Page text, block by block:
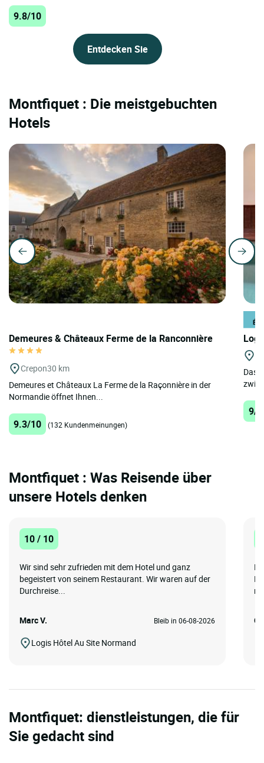
9.8/10
Entdecken Sie
Montfiquet : Die meistgebuchten
Hotels
Demeures & Châteaux Ferme de la Ranconnière
Crepon30 km
Demeures et Châteaux La Ferme de la Raçonnière in der
Normandie öffnet Ihnen...
9.3/10 (132 Kundenmeinungen)
Das
9/
Montfiquet : Was Reisende über
unsere Hotels denken
10 / 10
Wir sind sehr zufrieden mit dem Hotel und ganz
begeistert von seinem Restaurant. Wir waren auf der
Durchreise...
Marc V. Bleib in 06-08-2026
Logis Hôtel Au Site Normand
Montfiquet: dienstleistungen, die für
Sie gedacht sind